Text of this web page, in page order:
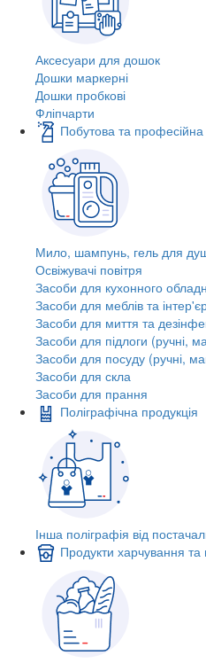
Аксесуари для дошок
Дошки маркерні
Дошки пробкові
Фліпчарти
Побутова та професійна
Мило, шампунь, гель для
Освіжувачі повітря
Засоби для кухонного
Засоби для меблів та
Засоби для миття та
Засоби для підлоги (ручні,
Засоби для посуду (ручні,
Засоби для скла
Засоби для прання
Поліграфічна продукція
Інша поліграфія від
Продукти харчування та